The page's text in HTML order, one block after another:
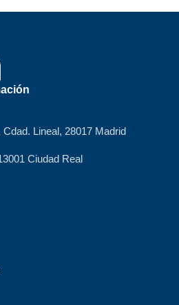
Lineal, 28017 Madrid
Ciudad Real